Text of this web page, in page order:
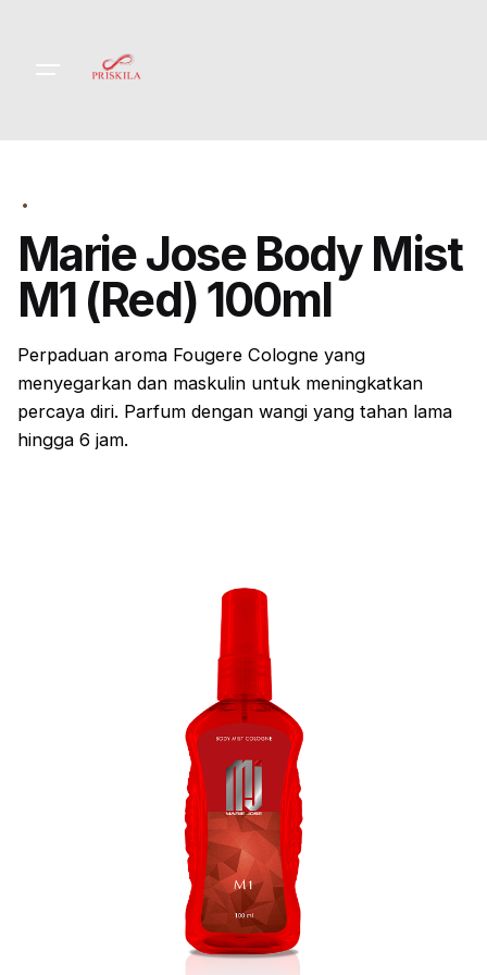
Marie Jose Body Mist
M1 (Red) 100ml
Perpaduan aroma Fougere Cologne yang
menyegarkan dan maskulin untuk meningkatkan
percaya diri. Parfum dengan wangi yang tahan lama
hingga 6 jam.